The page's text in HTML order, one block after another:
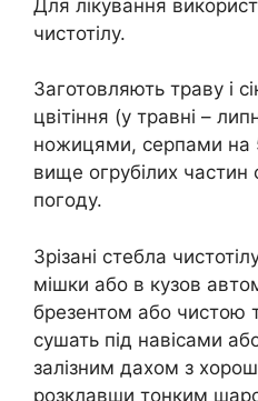
Для лікування
чистотілу.
Заготовляють траву і
цвітіння (у травні –
ножицями, серпами на
вище огрубілих частин
погоду.
Зрізані стебла
мішки або в кузов
брезентом або чистою
сушать під навісами
залізним дахом з
розклавши тонким